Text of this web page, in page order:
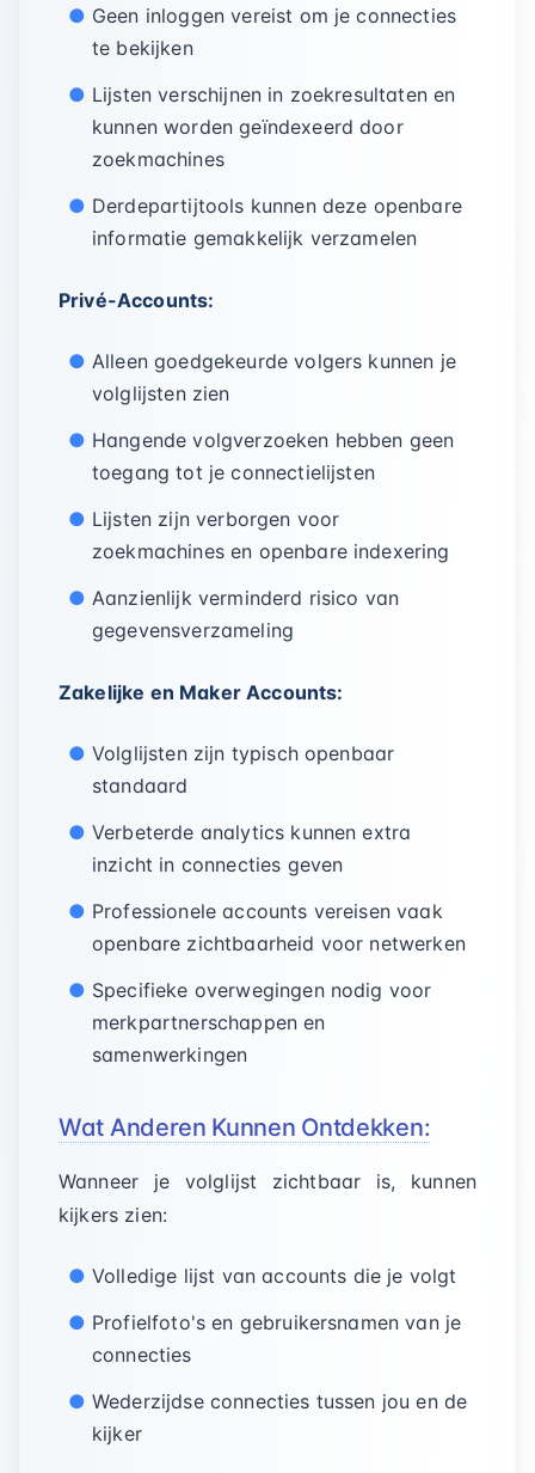
Geen inloggen vereist om je connecties
te bekijken
Lijsten verschijnen in zoekresultaten en
kunnen worden geïndexeerd door
zoekmachines
Derdepartijtools kunnen deze openbare
informatie gemakkelijk verzamelen
Privé-Accounts:
Alleen goedgekeurde volgers kunnen je
volglijsten zien
Hangende volgverzoeken hebben geen
toegang tot je connectielijsten
Lijsten zijn verborgen voor
zoekmachines en openbare indexering
Aanzienlijk verminderd risico van
gegevensverzameling
Zakelijke en Maker Accounts:
Volglijsten zijn typisch openbaar
standaard
Verbeterde analytics kunnen extra
inzicht in connecties geven
Professionele accounts vereisen vaak
openbare zichtbaarheid voor netwerken
Specifieke overwegingen nodig voor
merkpartnerschappen en
samenwerkingen
Wat Anderen Kunnen Ontdekken:
Wanneer je volglijst zichtbaar is, kunnen
kijkers zien:
Volledige lijst van accounts die je volgt
Profielfoto's en gebruikersnamen van je
connecties
Wederzijdse connecties tussen jou en de
kijker